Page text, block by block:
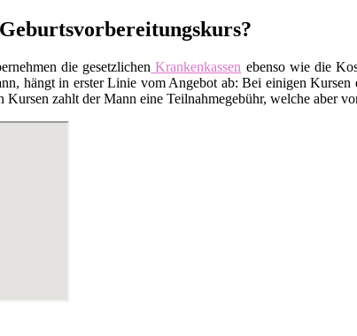
die gesetzlichen Krankenkassen ebenso wie die
hängt in erster Linie vom Angebot ab: Bei einigen
zahlt der Mann eine Teilnahmegebühr, welche aber